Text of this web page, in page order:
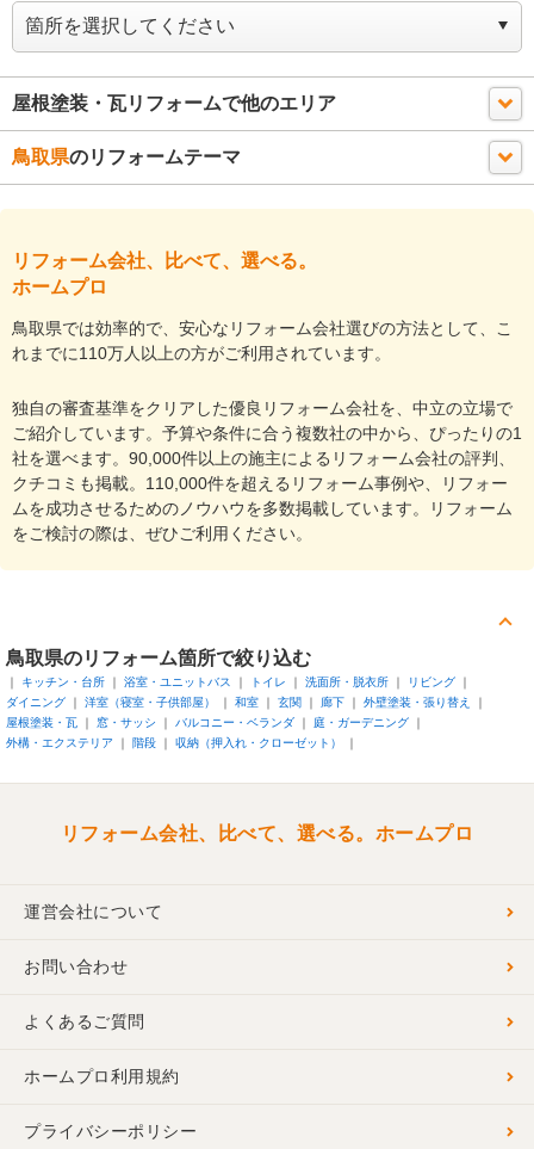
屋根塗装・瓦リフォームで他のエリア
鳥取県のリフォームテーマ
リフォーム会社、比べて、選べる。
ホームプロ
鳥取県では効率的で、安心なリフォーム会社選びの方法として、こ
れまでに110万人以上の方がご利用されています。
独自の審査基準をクリアした優良リフォーム会社を、中立の立場で
ご紹介しています。予算や条件に合う複数社の中から、ぴったりの1
社を選べます。90,000件以上の施主によるリフォーム会社の評判、
クチコミも掲載。110,000件を超えるリフォーム事例や、リフォー
ムを成功させるためのノウハウを多数掲載しています。リフォーム
をご検討の際は、ぜひご利用ください。
鳥取県のリフォーム箇所で絞り込む
キッチン・台所 浴室・ユニットバス トイレ 洗面所・脱衣所
リビング
ダイニング
洋室（寝室・子供部屋） 和室 玄関 廊下
外壁塗装・張り替え
屋根塗装・瓦
窓・サッシ バルコニー・ベランダ
庭・ガーデニング
外構・エクステリア
階段 収納（押入れ・クローゼット）
リフォーム会社、比べて、選べる。ホームプロ
運営会社について
お問い合わせ
よくあるご質問
ホームプロ利用規約
プライバシーポリシー